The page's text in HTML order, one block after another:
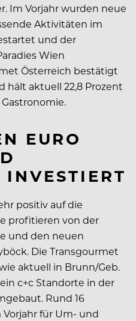
Im Vorjahr wurden neue
Aktivitäten im
und der
Wien
Österreich bestätigt
hält aktuell 22,8 Prozent
EURO
positiv auf die
profitieren von der
und den neuen
Die Transgourmet
aktuell in Brunn/Geb.
c+c Standorte in der
Rund 16
für Um- und